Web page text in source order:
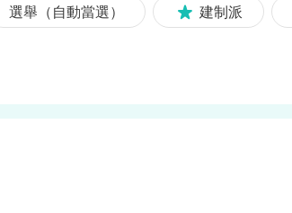
選舉（自動當選） 建制派